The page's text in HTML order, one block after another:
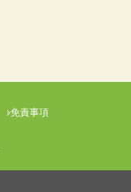
免責事項